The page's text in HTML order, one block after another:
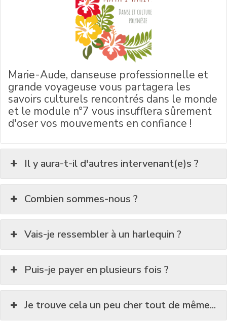
Marie-Aude, danseuse professionnelle et
grande voyageuse vous partagera les
savoirs culturels rencontrés dans le monde
et le module n°7 vous insufflera sûrement
d'oser vos mouvements en confiance !
Il y aura-t-il d'autres intervenant(e)s ?
Combien sommes-nous ?
Vais-je ressembler à un harlequin ?
Puis-je payer en plusieurs fois ?
Je trouve cela un peu cher tout de même...